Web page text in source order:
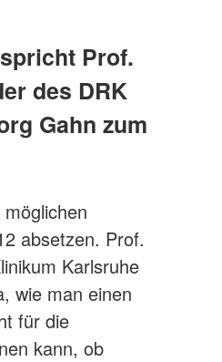
Prof.
des DRK
Gahn zum
absetzen. Prof.
Karlsruhe
wie man einen
für die
kann, ob